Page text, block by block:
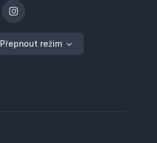
Přepnout režim